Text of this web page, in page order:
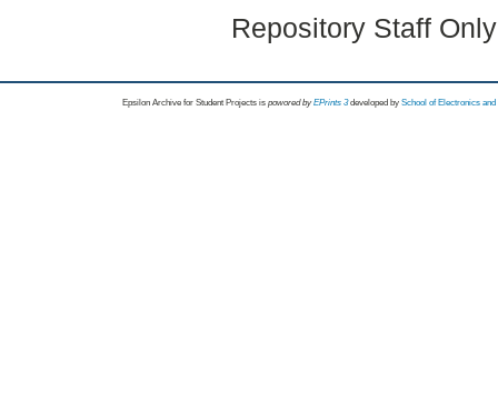
Repository Staff
Epsilon Archive for Student Projects is powored byEPrints 3 developed by School of Electronics